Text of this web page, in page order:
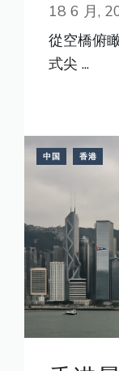
18 6 月,
從空橋俯
式尖 ...
中国 香港